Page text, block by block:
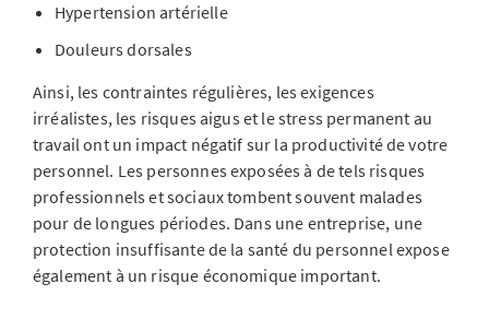
Hypertension artérielle
Douleurs dorsales
Ainsi, les contraintes régulières, les exigences
irréalistes, les risques aigus et le stress permanent au
travail ont un impact négatif sur la productivité de votre
personnel. Les personnes exposées à de tels risques
professionnels et sociaux tombent souvent malades
pour de longues périodes. Dans une entreprise, une
protection insuffisante de la santé du personnel expose
également à un risque économique important.